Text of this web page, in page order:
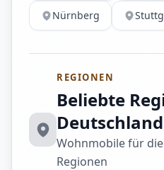
Nürnberg
REGIONEN
Beliebte
Deutschland
Wohnmobile für
Regionen